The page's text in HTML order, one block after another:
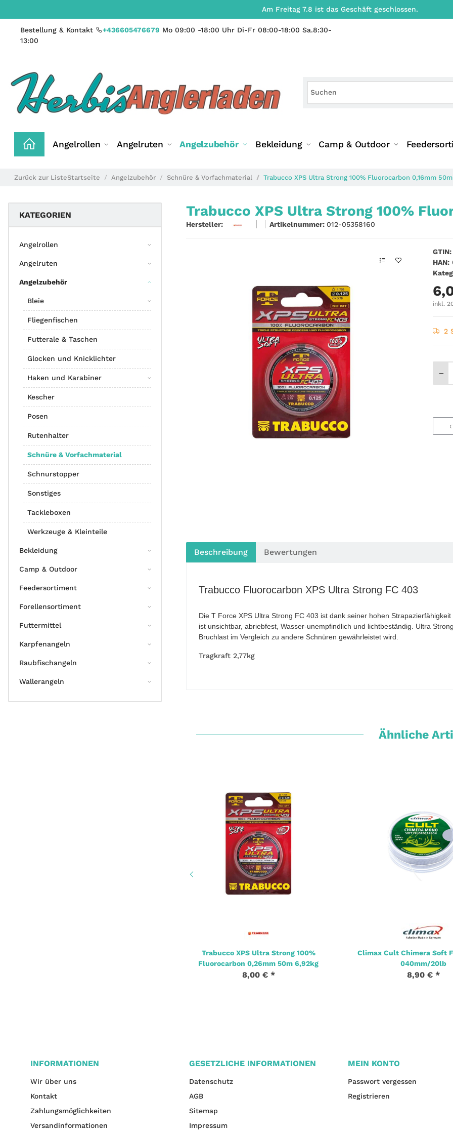
Am Freitag 7.8 ist das Geschäft geschlossen.
Bestellung & Kontakt +436605476679 Mo 09:00 -18:00 Uhr Di-Fr 08:00-18:00 Sa.8:30-
13:00
Angelrollen Angelruten Angelzubehör Bekleidung Camp & Outdoor
Zurück zur ListeStartseite Angelzubehör Schnüre & Vorfachmaterial Trabucco XPS Ultra Strong 100% Fluorocarbon 0,16mm
Trabucco XPS Ultra Strong 100%
Hersteller: Artikelnummer: 012-05358160
GTIN:
HAN:
inkl.
2
Beschreibung Bewertungen
Trabucco Fluorocarbon XPS Ultra Strong FC 403
Die T Force XPS Ultra Strong FC 403 ist dank seiner hohen
ist unsichtbar, abriebfest, Wasser-unempfindlich und lichtbeständig. Ultra
Bruchlast im Vergleich zu andere Schnüren gewährleistet wird.
Tragkraft 2,77kg
Ähnliche
Trabucco XPS Ultra Strong 100%
Fluorocarbon 0,26mm 50m 6,92kg
8,00 € *
Climax Cult Chimera Soft
040mm/20lb
8,90 € *
KATEGORIEN
Angelrollen
Angelruten
Angelzubehör
Bleie
Fliegenfischen
Futterale & Taschen
Glocken und Knicklichter
Haken und Karabiner
Kescher
Posen
Rutenhalter
Schnüre & Vorfachmaterial
Schnurstopper
Sonstiges
Tackleboxen
Werkzeuge & Kleinteile
Bekleidung
Camp & Outdoor
Feedersortiment
Forellensortiment
Futtermittel
Karpfenangeln
Raubfischangeln
Wallerangeln
INFORMATIONEN
Wir über uns
Kontakt
Zahlungsmöglichkeiten
Versandinformationen
GESETZLICHE INFORMATIONEN
Datenschutz
AGB
Sitemap
Impressum
MEIN KONTO
Passwort vergessen
Registrieren